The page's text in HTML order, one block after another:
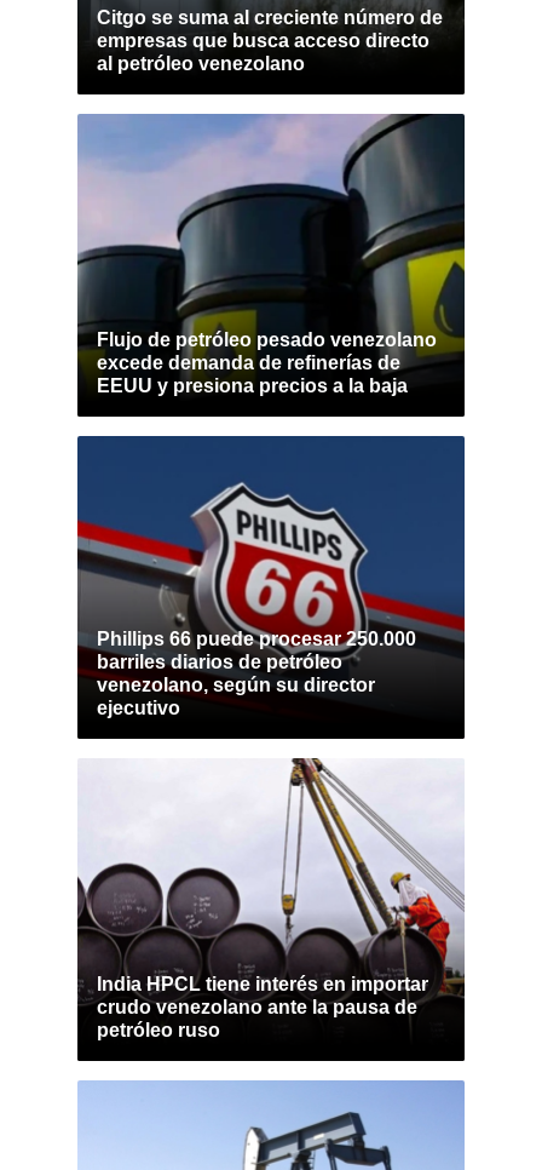
Citgo se suma al creciente número de
empresas que busca acceso directo
al petróleo venezolano
Flujo de petróleo pesado venezolano
excede demanda de refinerías de
EEUU y presiona precios a la baja
Phillips 66 puede procesar 250.000
barriles diarios de petróleo
venezolano, según su director
ejecutivo
India HPCL tiene interés en importar
crudo venezolano ante la pausa de
petróleo ruso